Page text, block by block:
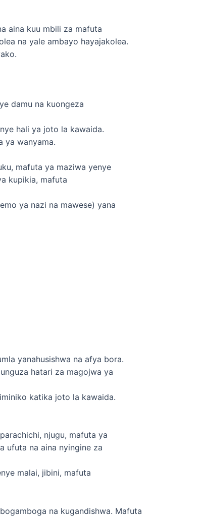
aina kuu mbili za mafuta
na yale ambayo hayajakolea.
damu na kuongeza
hali ya joto la kawaida.
ya wanyama.
mafuta ya maziwa yenye
kupikia, mafuta
ya nazi na mawese) yana
yanahusishwa na afya bora.
hatari za magojwa ya
katika joto la kawaida.
njugu, mafuta ya
ufuta na aina nyingine za
malai, jibini, mafuta
na kugandishwa. Mafuta